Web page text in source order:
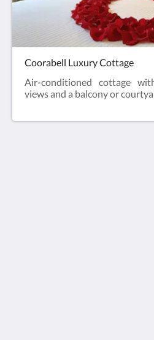
Coorabell Luxury Cottage
Air-conditioned cottage
views and a balcony or